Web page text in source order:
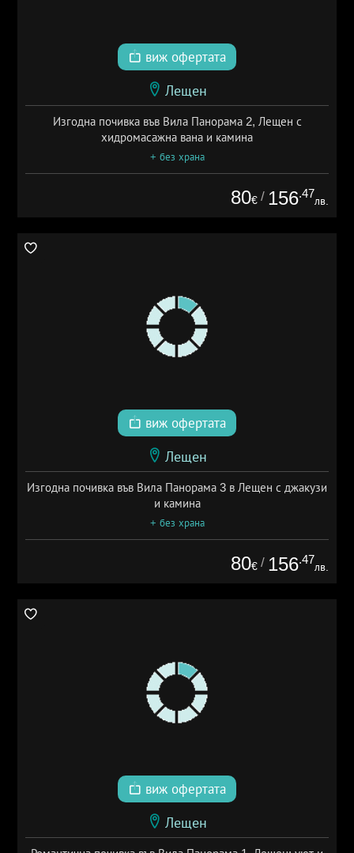
виж офертата
Лещен
Изгодна почивка във Вила Панорама 2, Лещен с
хидромасажна вана и камина
+ без храна
80€ / 156.47
лв.
виж офертата
Лещен
Изгодна почивка във Вила Панорама 3 в Лещен с джакузи
и камина
+ без храна
80€ / 156.47
лв.
виж офертата
Лещен